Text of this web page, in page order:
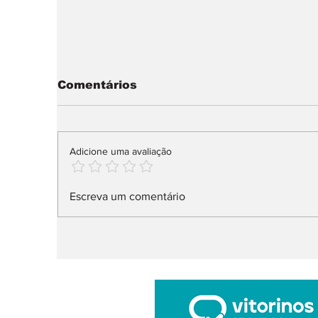
Audi Q9 SUV direto ao
Comentários
Adicione uma avaliação
Escreva um comentário